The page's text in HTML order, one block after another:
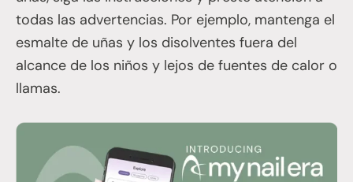
todas las advertencias. Por ejemplo, mantenga el
esmalte de uñas y los disolventes fuera del
alcance de los niños y lejos de fuentes de calor o
llamas.